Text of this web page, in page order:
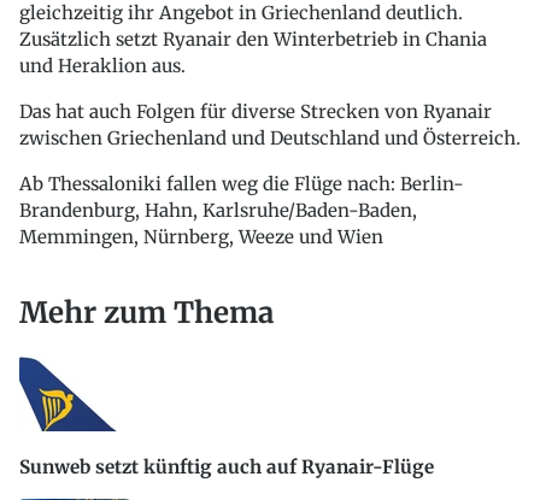
gleichzeitig ihr Angebot in Griechenland deutlich.
Zusätzlich setzt Ryanair den Winterbetrieb in Chania
und Heraklion aus.
Das hat auch Folgen für diverse Strecken von Ryanair
zwischen Griechenland und Deutschland und Österreich.
Ab Thessaloniki fallen weg die Flüge nach: Berlin-
Brandenburg, Hahn, Karlsruhe/Baden-Baden,
Memmingen, Nürnberg, Weeze und Wien
Mehr zum Thema
Sunweb setzt künftig auch auf Ryanair-Flüge